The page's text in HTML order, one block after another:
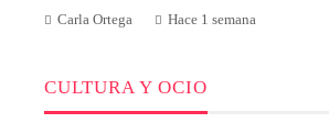
Carla Ortega Hace 1 semana
CULTURA Y OCIO